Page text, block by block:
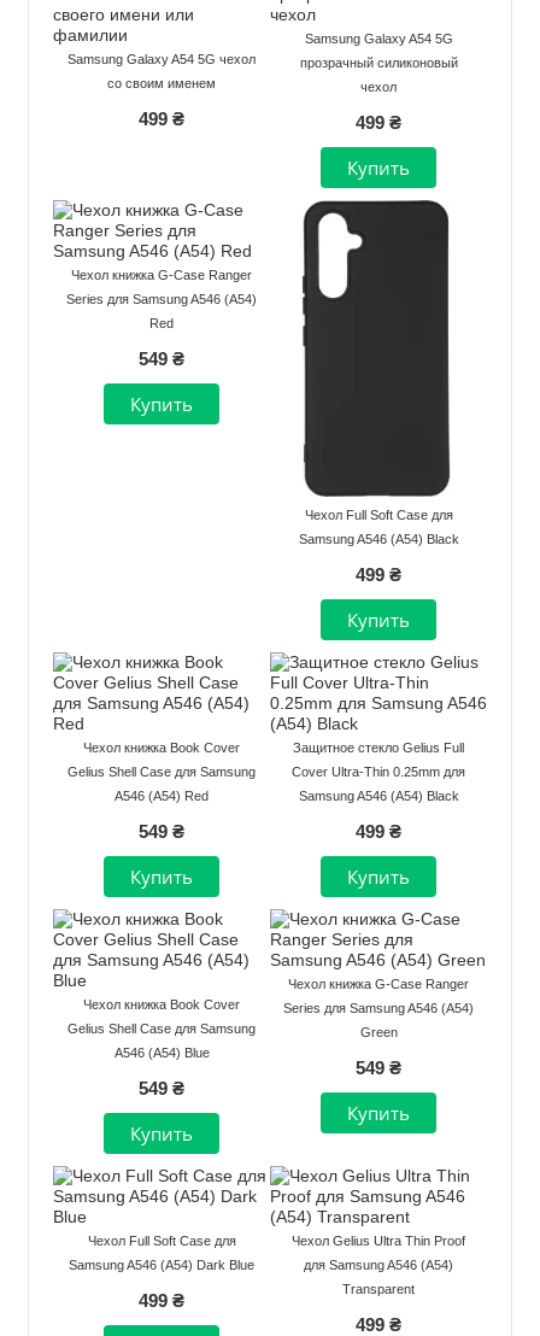
Samsung Galaxy A54 5G чехол
со своим именем
499 ₴
Samsung Galaxy A54 5G
прозрачный силиконовый
чехол
499 ₴
Чехол книжка G-Case Ranger
Series для Samsung A546 (A54)
Red
549 ₴
Чехол Full Soft Case для
Samsung A546 (A54) Black
499 ₴
Чехол книжка Book Cover
Gelius Shell Case для Samsung
A546 (A54) Red
549 ₴
Защитное стекло Gelius Full
Cover Ultra-Thin 0.25mm для
Samsung A546 (A54) Black
499 ₴
Чехол книжка Book Cover
Gelius Shell Case для Samsung
A546 (A54) Blue
549 ₴
Чехол книжка G-Case Ranger
Series для Samsung A546 (A54)
Green
549 ₴
Чехол Full Soft Case для
Samsung A546 (A54) Dark Blue
499 ₴
Чехол Gelius Ultra Thin Proof
для Samsung A546 (A54)
Transparent
499 ₴